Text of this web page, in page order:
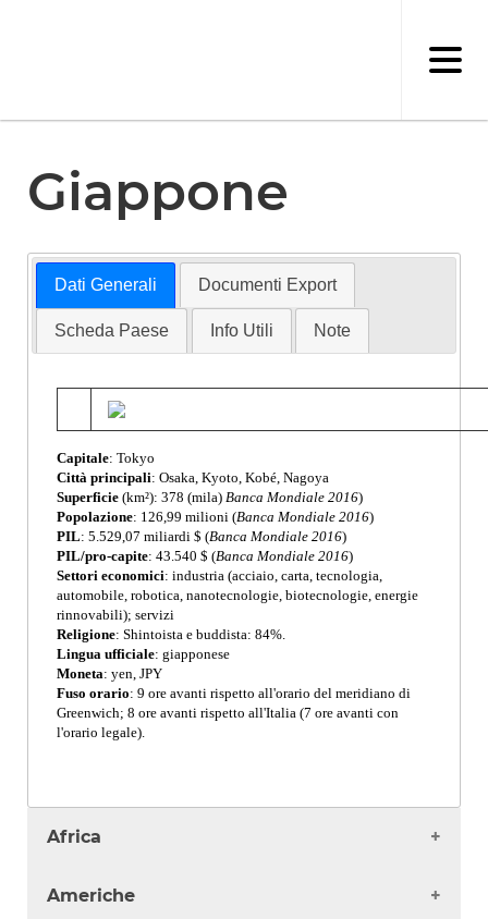
Africa
Angola
Americhe
Giappone
Dati Generali Documenti Export
Scheda Paese Info Utili Note
Capitale: Tokyo
Città principali: Osaka, Kyoto, Kobé, Nagoya
Superficie (km²): 378 (mila) Banca Mondiale 2016)
Popolazione: 126,99 milioni (Banca Mondiale 2016)
PIL: 5.529,07 miliardi $ (Banca Mondiale 2016)
PIL/pro-capite: 43.540 $ (Banca Mondiale 2016)
Settori economici: industria (acciaio, carta, tecnologia,
automobile, robotica, nanotecnologie, biotecnologie, energie
rinnovabili); servizi
Religione: Shintoista e buddista: 84%.
Lingua ufficiale: giapponese
Moneta: yen, JPY
Fuso orario: 9 ore avanti rispetto all'orario del meridiano di
Greenwich; 8 ore avanti rispetto all'Italia (7 ore avanti con
l'orario legale).